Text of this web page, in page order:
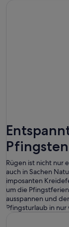
Rügen ist nicht nur
auch in Sachen
imposanten
um die
ausspannen und
Pfingsturlaub in nur